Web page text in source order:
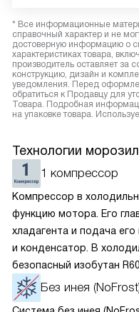
* Все информационные
справочный характер и не
достоверную информацию о
характеристиках товара,
производитель оставляет за
конструкцию, дизайн и
уведомления. Перед
обратиться к Продавцу для
Товара. Подробная
на упаковке товара.
Технологии
1 компрессор
Компрессор в
функцию мотора. Его
хладагента и подача
и конденсатор. В
безопасный изобутан
окружающей среде.
по охладительному
Без инея